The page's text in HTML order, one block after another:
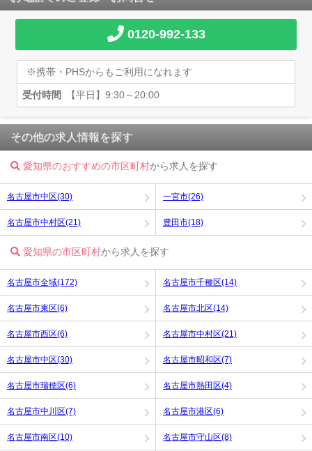
0120-992-133
※携帯・PHSからもご利用になれます
受付時間 【平日】9:30～20:00
その他の求人情報を探す
愛知県のおすすめの市区町村から求人を探す
名古屋市中区(30) 一宮市(26)
名古屋市中村区(21) 豊田市(18)
愛知県の市区町村から求人を探す
名古屋市全域(172) 名古屋市千種区(14)
名古屋市東区(6) 名古屋市北区(14)
名古屋市西区(6) 名古屋市中村区(21)
名古屋市中区(30) 名古屋市昭和区(7)
名古屋市瑞穂区(6) 名古屋市熱田区(4)
名古屋市中川区(7) 名古屋市港区(6)
名古屋市南区(10) 名古屋市守山区(8)